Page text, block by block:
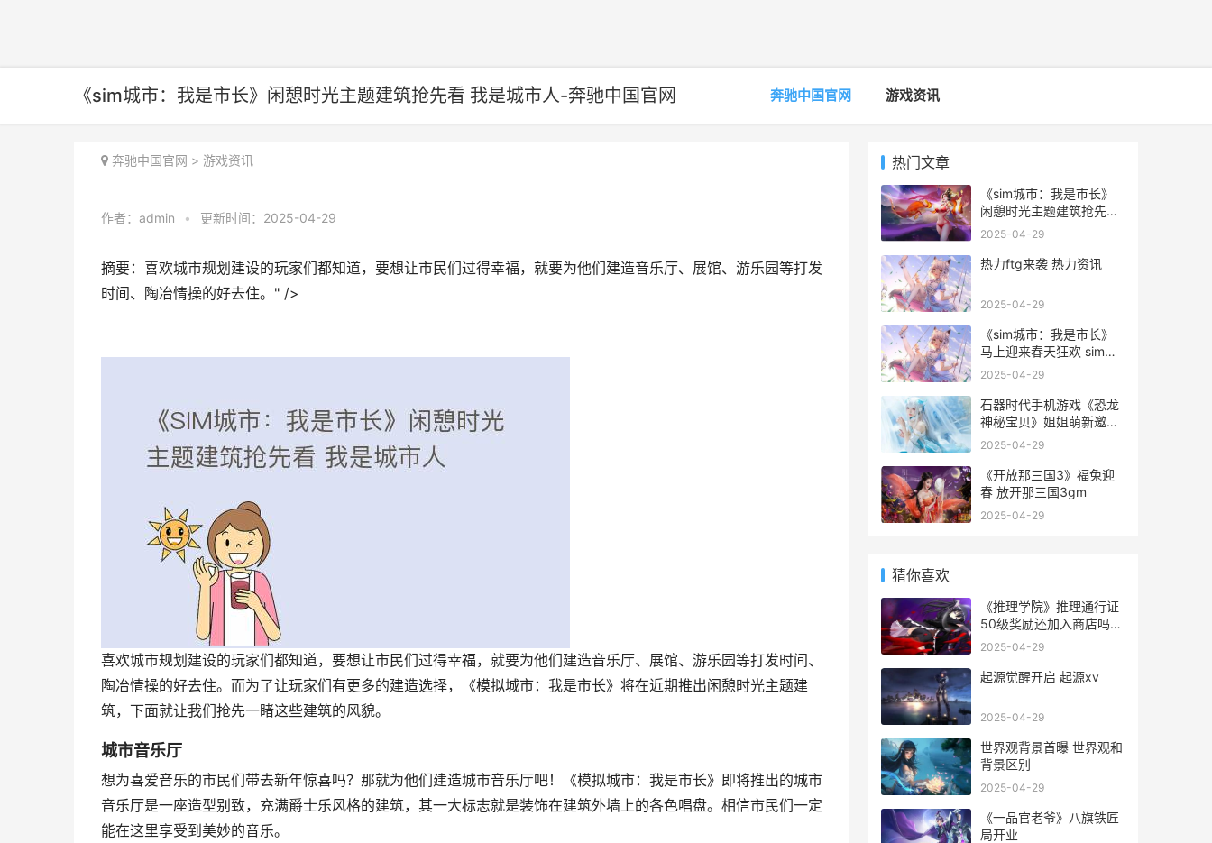
《sim城市：我是市长》闲憩时光主题建筑抢先看 我是城市人-奔驰中国官网 奔驰中国官网 游戏资讯
奔驰中国官网 > 游戏资讯
作者： admin • 更新时间：2025-04-29
摘要：喜欢城市规划建设的玩家们都知道，要想让市民们过得幸福，就要为他们建造音乐厅、展馆、游乐园等打发
时间、陶冶情操的好去住。" />
喜欢城市规划建设的玩家们都知道，要想让市民们过得幸福，就要为他们建造音乐厅、展馆、游乐园等打发时间、
陶冶情操的好去住。而为了让玩家们有更多的建造选择，《模拟城市：我是市长》将在近期推出闲憩时光主题建
筑，下面就让我们抢先一睹这些建筑的风貌。
城市音乐厅
想为喜爱音乐的市民们带去新年惊喜吗？那就为他们建造城市音乐厅吧！《模拟城市：我是市长》即将推出的城市
音乐厅是一座造型别致，充满爵士乐风格的建筑，其一大标志就是装饰在建筑外墙上的各色唱盘。相信市民们一定
能在这里享受到美妙的音乐。
热门文章
《sim城市：我是市长》
闲憩时光主题建筑抢先看
我是城市人
2025-04-29
热力ftg来袭 热力资讯
2025-04-29
《sim城市：我是市长》
马上迎来春天狂欢 sim
city 4
2025-04-29
石器时代手机游戏《恐龙
神秘宝贝》姐姐萌新邀你
来 石器时代最新手游
2025-04-29
《开放那三国3》福兔迎
春 放开那三国3gm
2025-04-29
猜你喜欢
《推理学院》推理通行证
50级奖励还加入商店吗
推理学院好玩吗
2025-04-29
起源觉醒开启 起源xv
2025-04-29
世界观背景首曝 世界观和
背景区别
2025-04-29
《一品官老爷》八旗铁匠
局开业